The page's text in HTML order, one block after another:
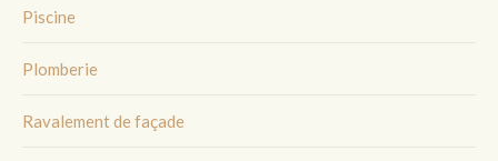
Piscine
Plomberie
Ravalement de façade